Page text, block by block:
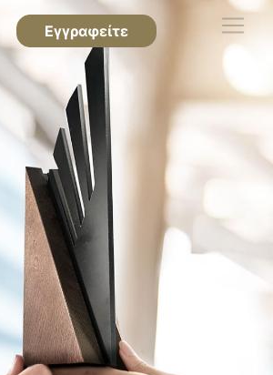
Εγγραφείτε